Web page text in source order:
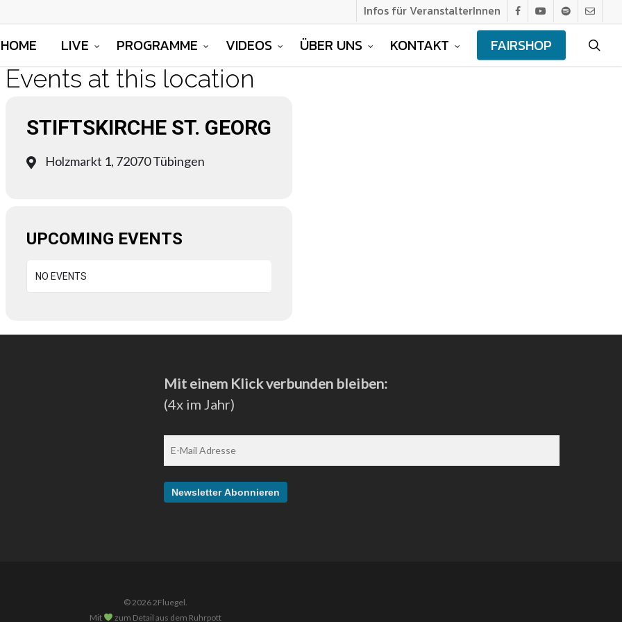
facebook
youtubespotifyemail
Infos für VeranstalterInnen
HOME LIVE PROGRAMME VIDEOS ÜBER UNS KONTAKT FAIRSHOP
Events at this location
STIFTSKIRCHE ST. GEORG
Holzmarkt 1, 72070 Tübingen
UPCOMING EVENTS
NO EVENTS
Mit einem Klick verbunden bleiben:
(4x im Jahr)
© 2026 2Fluegel.
Mit
zum Detail aus dem Ruhrpott